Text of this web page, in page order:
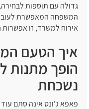
גדולה עם תוספות
המשפחה המאפשרת
אירוח למשרד, זו אפשרות
איך הטעם
הופך מתנות
נשכחת
פאפא ג'ונס אינה סתם